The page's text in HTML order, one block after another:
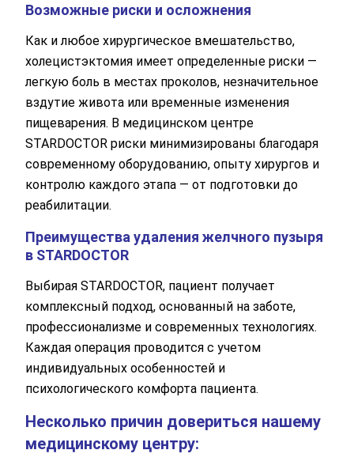
Возможные риски и осложнения
Как и любое хирургическое вмешательство,
холецистэктомия имеет определенные риски —
легкую боль в местах проколов, незначительное
вздутие живота или временные изменения
пищеварения. В медицинском центре
STARDOCTOR риски минимизированы благодаря
современному оборудованию, опыту хирургов и
контролю каждого этапа — от подготовки до
реабилитации.
Преимущества удаления желчного пузыря
в STARDOCTOR
Выбирая STARDOCTOR, пациент получает
комплексный подход, основанный на заботе,
профессионализме и современных технологиях.
Каждая операция проводится с учетом
индивидуальных особенностей и
психологического комфорта пациента.
Несколько причин довериться нашему
медицинскому центру: